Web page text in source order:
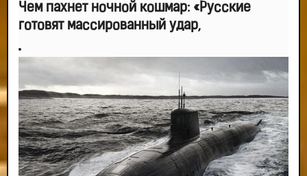
Чем пахнет ночной кошмар: «Русские
готовят массированный удар,